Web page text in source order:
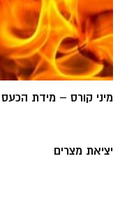
מיני קורס – מידת
יציאת מצרים